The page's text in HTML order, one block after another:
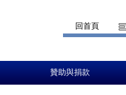
回首頁
贊助與捐款